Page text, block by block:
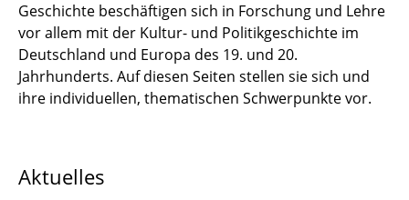
Geschichte beschäftigen sich in Forschung und Lehre
vor allem mit der Kultur- und Politikgeschichte im
Deutschland und Europa des 19. und 20.
Jahrhunderts. Auf diesen Seiten stellen sie sich und
ihre individuellen, thematischen Schwerpunkte vor.
Aktuelles